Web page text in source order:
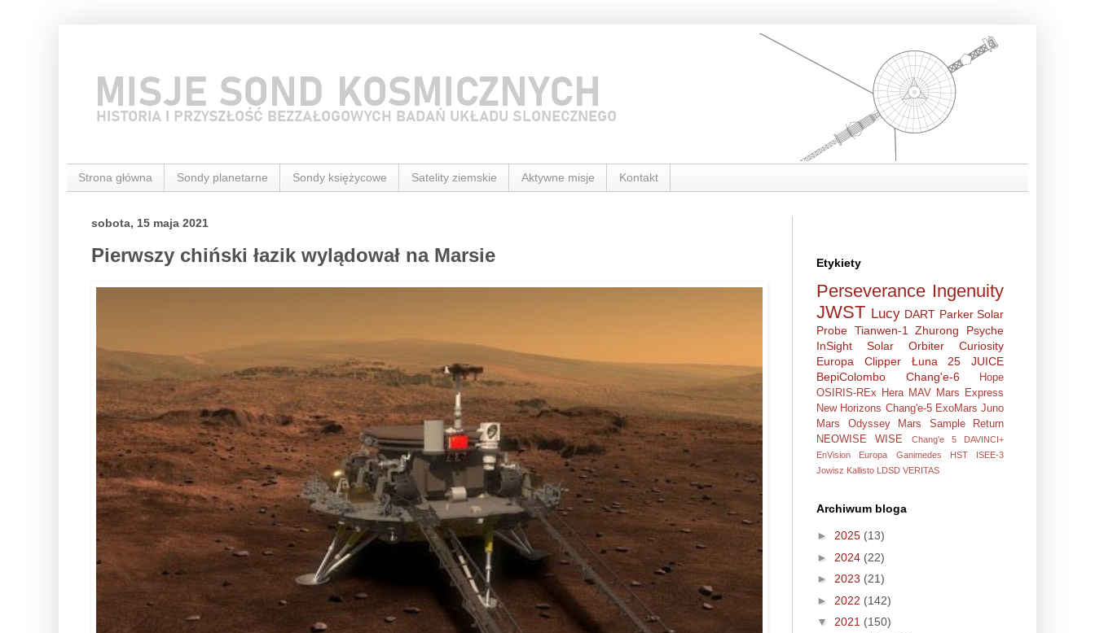
Strona główna Sondy planetarne Sondy księżycowe Satelity ziemskie Aktywne misje Kontakt
sobota, 15 maja 2021
Pierwszy chiński łazik wylądował na Marsie Etykiety
Perseverance Ingenuity
JWST Lucy DART Parker Solar
Probe Tianwen-1 Zhurong
Psyche
InSight
Solar Orbiter
Curiosity
Europa Clipper
Łuna 25
JUICE
BepiColombo
Chang'e-6
Hope
OSIRIS-REx
Hera MAV Mars Express
New Horizons Chang'e-5 ExoMars Juno
Mars Odyssey
Mars Sample Return
NEOWISE
WISE Chang'e 5
DAVINCI+
EnVision
Europa Ganimedes HST
ISEE-3
Jowisz Kallisto LDSD VERITAS
Archiwum bloga
► 2025 (13)
► 2024 (22)
► 2023 (21)
► 2022 (142)
▼ 2021 (150)